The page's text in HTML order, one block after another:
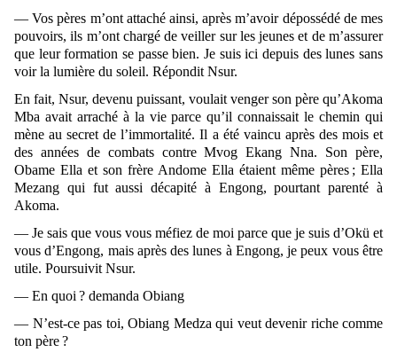
— Vos pères m’ont attaché ainsi, après m’avoir dépossédé de mes
pouvoirs, ils m’ont chargé de veiller sur les jeunes et de m’assurer
que leur formation se passe bien. Je suis ici depuis des lunes sans
voir la lumière du soleil. Répondit Nsur.
En fait, Nsur, devenu puissant, voulait venger son père qu’Akoma
Mba avait arraché à la vie parce qu’il connaissait le chemin qui
mène au secret de l’immortalité. Il a été vaincu après des mois et
des années de combats contre Mvog Ekang Nna. Son père,
Obame Ella et son frère Andome Ella étaient même pères ; Ella
Mezang qui fut aussi décapité à Engong, pourtant parenté à
Akoma.
— Je sais que vous vous méfiez de moi parce que je suis d’Okü et
vous d’Engong, mais après des lunes à Engong, je peux vous être
utile. Poursuivit Nsur.
— En quoi ? demanda Obiang
— N’est-ce pas toi, Obiang Medza qui veut devenir riche comme
ton père ?